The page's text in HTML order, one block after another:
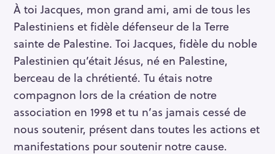
À toi Jacques, mon grand ami, ami de tous les
Palestiniens et fidèle défenseur de la Terre
sainte de Palestine. Toi Jacques, fidèle du noble
Palestinien qu’était Jésus, né en Palestine,
berceau de la chrétienté. Tu étais notre
compagnon lors de la création de notre
association en 1998 et tu n’as jamais cessé de
nous soutenir, présent dans toutes les actions et
manifestations pour soutenir notre cause.